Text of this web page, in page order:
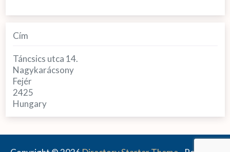
Cím
Táncsics utca 14.
Nagykarácsony
Fejér
2425
Hungary